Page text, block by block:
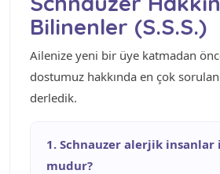
Bilinenler (S.S.S.)
Ailenize yeni bir üye katmadan
dostumuz hakkında en çok
derledik.
1. Schnauzer alerjik
mudur?